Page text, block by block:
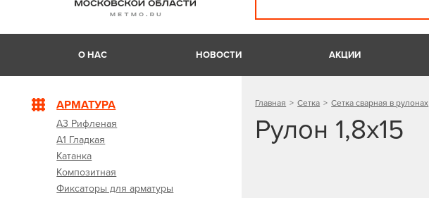
О НАС НОВОСТИ АКЦИИ
АРМАТУРА
А3 Рифленая
А1 Гладкая
Катанка
Композитная
Фиксаторы для арматуры
Главная Сетка Сетка сварная в рулонах
Рулон 1,8х15